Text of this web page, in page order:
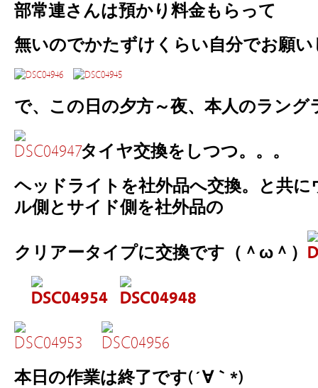
部常連さんは預かり料金もらって
無いのでかたずけくらい自分で
で、この日の夕方～夜、本人のラン
タイヤ交換をしつつ。。。
ヘッドライトを社外品へ交換。と共
ル側とサイド側を社外品の
クリアータイプに交換です（＾ω＾）
本日の作業は終了です(´∀｀*)